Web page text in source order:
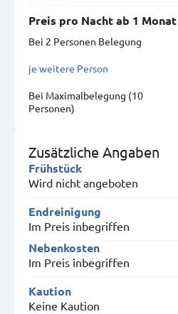
Preis pro Nacht ab 1 Monat
Bei 2 Personen Belegung
je weitere Person
Bei Maximal­belegung (10
Personen)
Zusätzliche Angaben
Frühstück
Wird nicht angeboten
Endreinigung
Im Preis inbegriffen
Nebenkosten
Im Preis inbegriffen
Kaution
Keine Kaution